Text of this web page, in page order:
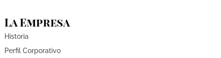
La Empresa
Historia
Perfil Corporativo